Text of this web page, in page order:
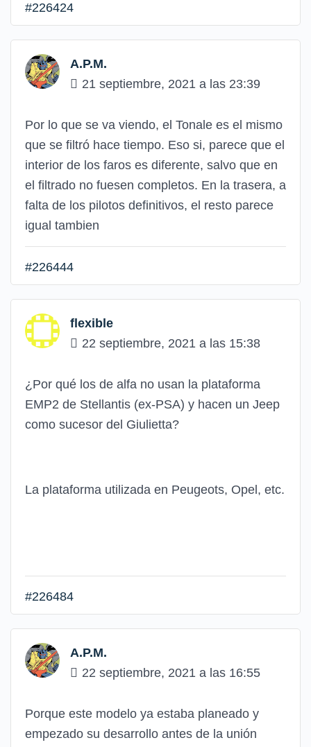
#226424
A.P.M.
21 septiembre, 2021 a las 23:39
Por lo que se va viendo, el Tonale es el mismo
que se filtró hace tiempo. Eso si, parece que el
interior de los faros es diferente, salvo que en
el filtrado no fuesen completos. En la trasera, a
falta de los pilotos definitivos, el resto parece
igual tambien
#226444
flexible
22 septiembre, 2021 a las 15:38
¿Por qué los de alfa no usan la plataforma
EMP2 de Stellantis (ex-PSA) y hacen un Jeep
como sucesor del Giulietta?
La plataforma utilizada en Peugeots, Opel, etc.
#226484
A.P.M.
22 septiembre, 2021 a las 16:55
Porque este modelo ya estaba planeado y
empezado su desarrollo antes de la unión